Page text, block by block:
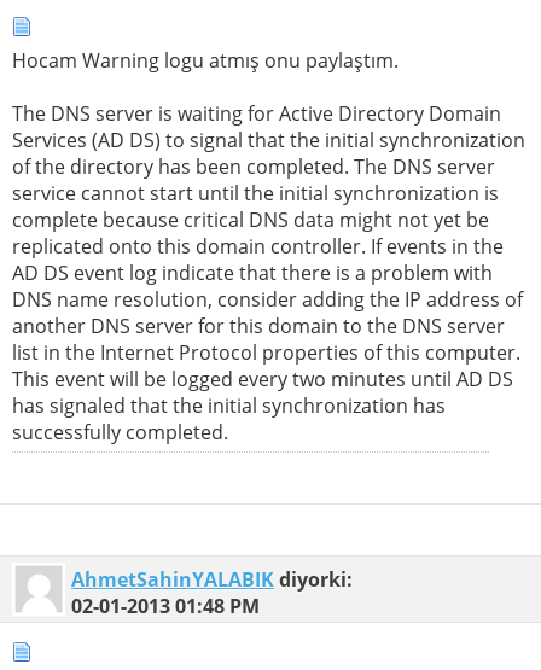
Hocam Warning logu atmış onu paylaştım.
The DNS server is waiting for Active Directory Domain
Services (AD DS) to signal that the initial synchronization
of the directory has been completed. The DNS server
service cannot start until the initial synchronization is
complete because critical DNS data might not yet be
replicated onto this domain controller. If events in the
AD DS event log indicate that there is a problem with
DNS name resolution, consider adding the IP address of
another DNS server for this domain to the DNS server
list in the Internet Protocol properties of this computer.
This event will be logged every two minutes until AD DS
has signaled that the initial synchronization has
successfully completed.
AhmetSahinYALABIKdiyorki:
02-01-201301:48 PM